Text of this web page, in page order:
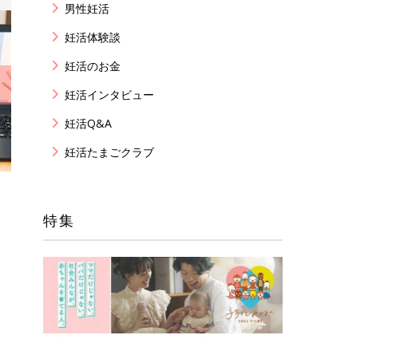
男性妊活
妊活体験談
妊活のお金
妊活インタビュー
妊活Q&A
妊活たまごクラブ
特集